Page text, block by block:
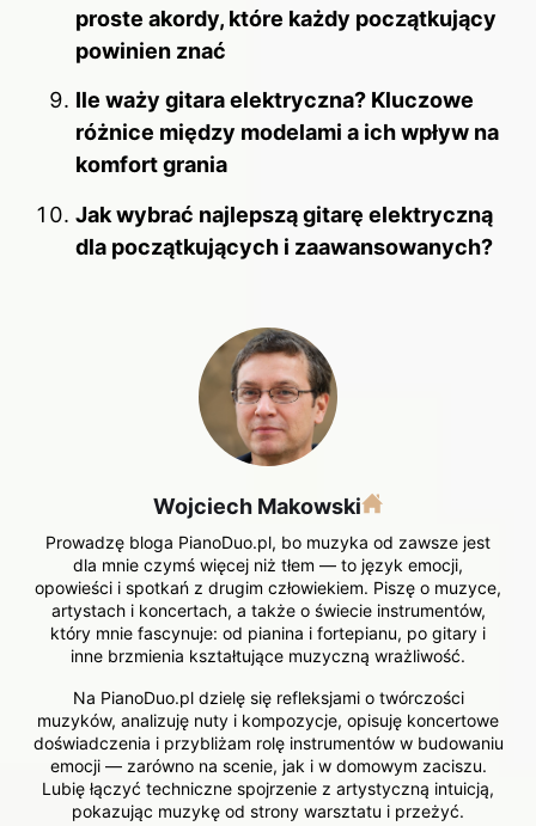
proste akordy, które każdy początkujący
powinien znać
Ile waży gitara elektryczna? Kluczowe
różnice między modelami a ich wpływ na
komfort grania
Jak wybrać najlepszą gitarę elektryczną
dla początkujących i zaawansowanych?
Wojciech Makowski
Prowadzę bloga PianoDuo.pl, bo muzyka od zawsze jest
dla mnie czymś więcej niż tłem — to język emocji,
opowieści i spotkań z drugim człowiekiem. Piszę o muzyce,
artystach i koncertach, a także o świecie instrumentów,
który mnie fascynuje: od pianina i fortepianu, po gitary i
inne brzmienia kształtujące muzyczną wrażliwość.
Na PianoDuo.pl dzielę się refleksjami o twórczości
muzyków, analizuję nuty i kompozycje, opisuję koncertowe
doświadczenia i przybliżam rolę instrumentów w budowaniu
emocji — zarówno na scenie, jak i w domowym zaciszu.
Lubię łączyć techniczne spojrzenie z artystyczną intuicją,
pokazując muzykę od strony warsztatu i przeżyć.